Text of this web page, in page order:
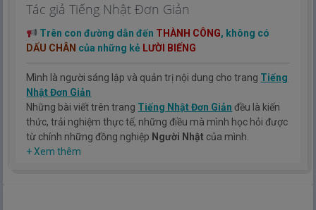
Tác giả Tiếng Nhật Đơn Giản
Trên con đường dẫn đến THÀNH CÔNG, không có
DẤU CHÂN của những kẻ LƯỜI BIẾNG
Mình là người sáng lập và quản trị nội dung cho trang Tiếng
Nhật Đơn Giản
Những bài viết trên trang Tiếng Nhật Đơn Giản đều là kiến
thức, trải nghiệm thực tế, những điều mà mình học hỏi được
từ chính những đồng nghiệp Người Nhật của mình.
Hy vọng rằng kinh nghiệm mà mình có được sẽ giúp các bạn
+ Xem thêm